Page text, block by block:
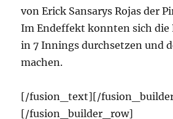
von Erick Sansarys Rojas der
Im Endeffekt konnten sich die
in 7 Innings durchsetzen und
machen.
[/fusion_text][/
[/fusion_builder_row]